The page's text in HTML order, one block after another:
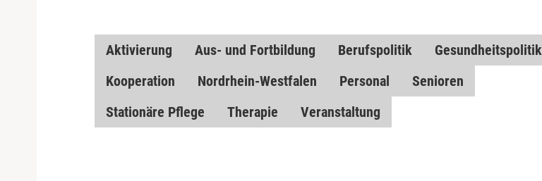
Aktivierung Aus- und Fortbildung Berufspolitik
Gesundheitspolitik
Kooperation
Nordrhein-Westfalen Personal
Senioren
Stationäre Pflege
Therapie Veranstaltung